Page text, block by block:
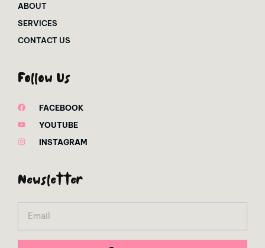
ABOUT
SERVICES
CONTACT US
Follow Us
FACEBOOK
YOUTUBE
INSTAGRAM
Newsletter